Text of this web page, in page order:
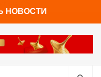
НОВОСТИ